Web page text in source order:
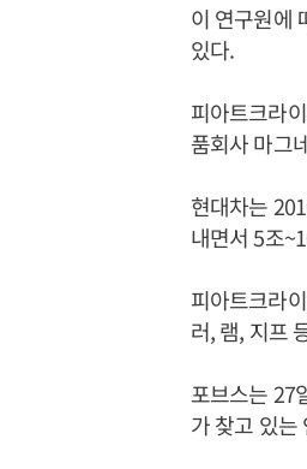
이 연구원에
있다.
피아트크라
품회사 마그
현대차는
내면서 5조
피아트크라
러, 램, 지프
포브스는 27
가 찾고 있는